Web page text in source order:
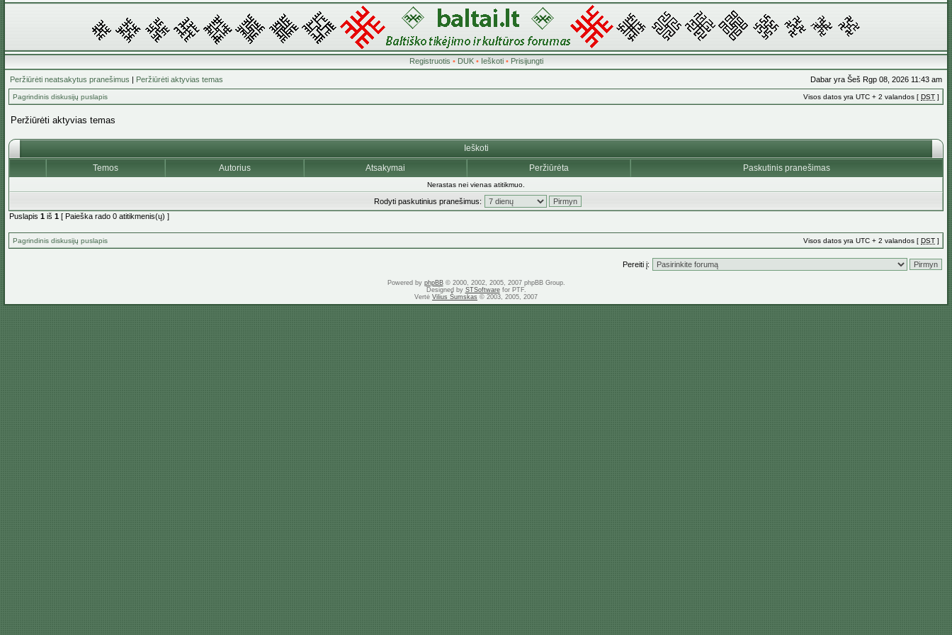
Registruotis • DUK• Ieškoti• Prisijungti
Peržiūrėti neatsakytus pranešimus | Peržiūrėti aktyvias temas Dabar yra Šeš Rgp 08, 2026 11:43 am
Pagrindinis diskusijų puslapis Visos datos yra UTC + 2 valandos [ DST ]
Peržiūrėti aktyvias temas
Ieškoti
Temos
Autorius Atsakymai Peržiūrėta Paskutinis pranešimas
Nerastas nei vienas atitikmuo.
Rodyti paskutinius pranešimus:
Puslapis 1 iš 1 [ Paieška rado 0 atitikmenis(ų) ]
Pagrindinis diskusijų puslapis Visos datos yra UTC + 2 valandos [ DST ]
Pereiti į:
Powered by phpBB© 2000, 2002, 2005, 2007 phpBB Group.
Designed by STSoftwarefor PTF.
Vertė Vilius Šumskas © 2003, 2005, 2007